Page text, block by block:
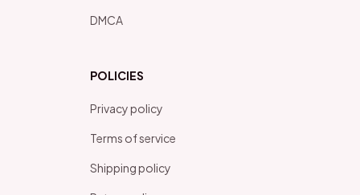
DMCA
POLICIES
Privacy policy
Terms of service
Shipping policy